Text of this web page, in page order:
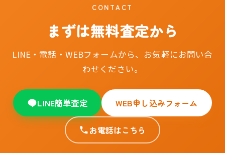
CONTACT
まずは無料査定から
LINE・電話・WEBフォームから、お気軽にお問い合
わせください。
LINE簡単査定 WEB申し込みフォーム
お電話はこちら